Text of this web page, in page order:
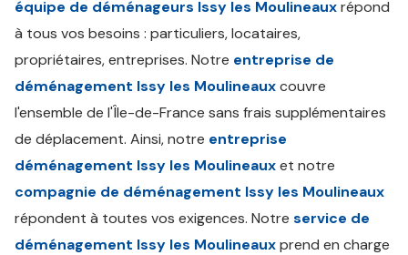
équipe de déménageurs Issy les Moulineauxrépond
à tous vos besoins : particuliers, locataires,
propriétaires, entreprises. Notre entreprise de
déménagement Issy les Moulineauxcouvre
l'ensemble de l'Île-de-France sans frais supplémentaires
de déplacement. Ainsi, notre entreprise
déménagement Issy les Moulineauxet notre
compagnie de déménagement Issy les Moulineaux
répondent à toutes vos exigences. Notre service de
déménagement Issy les Moulineauxprend en charge